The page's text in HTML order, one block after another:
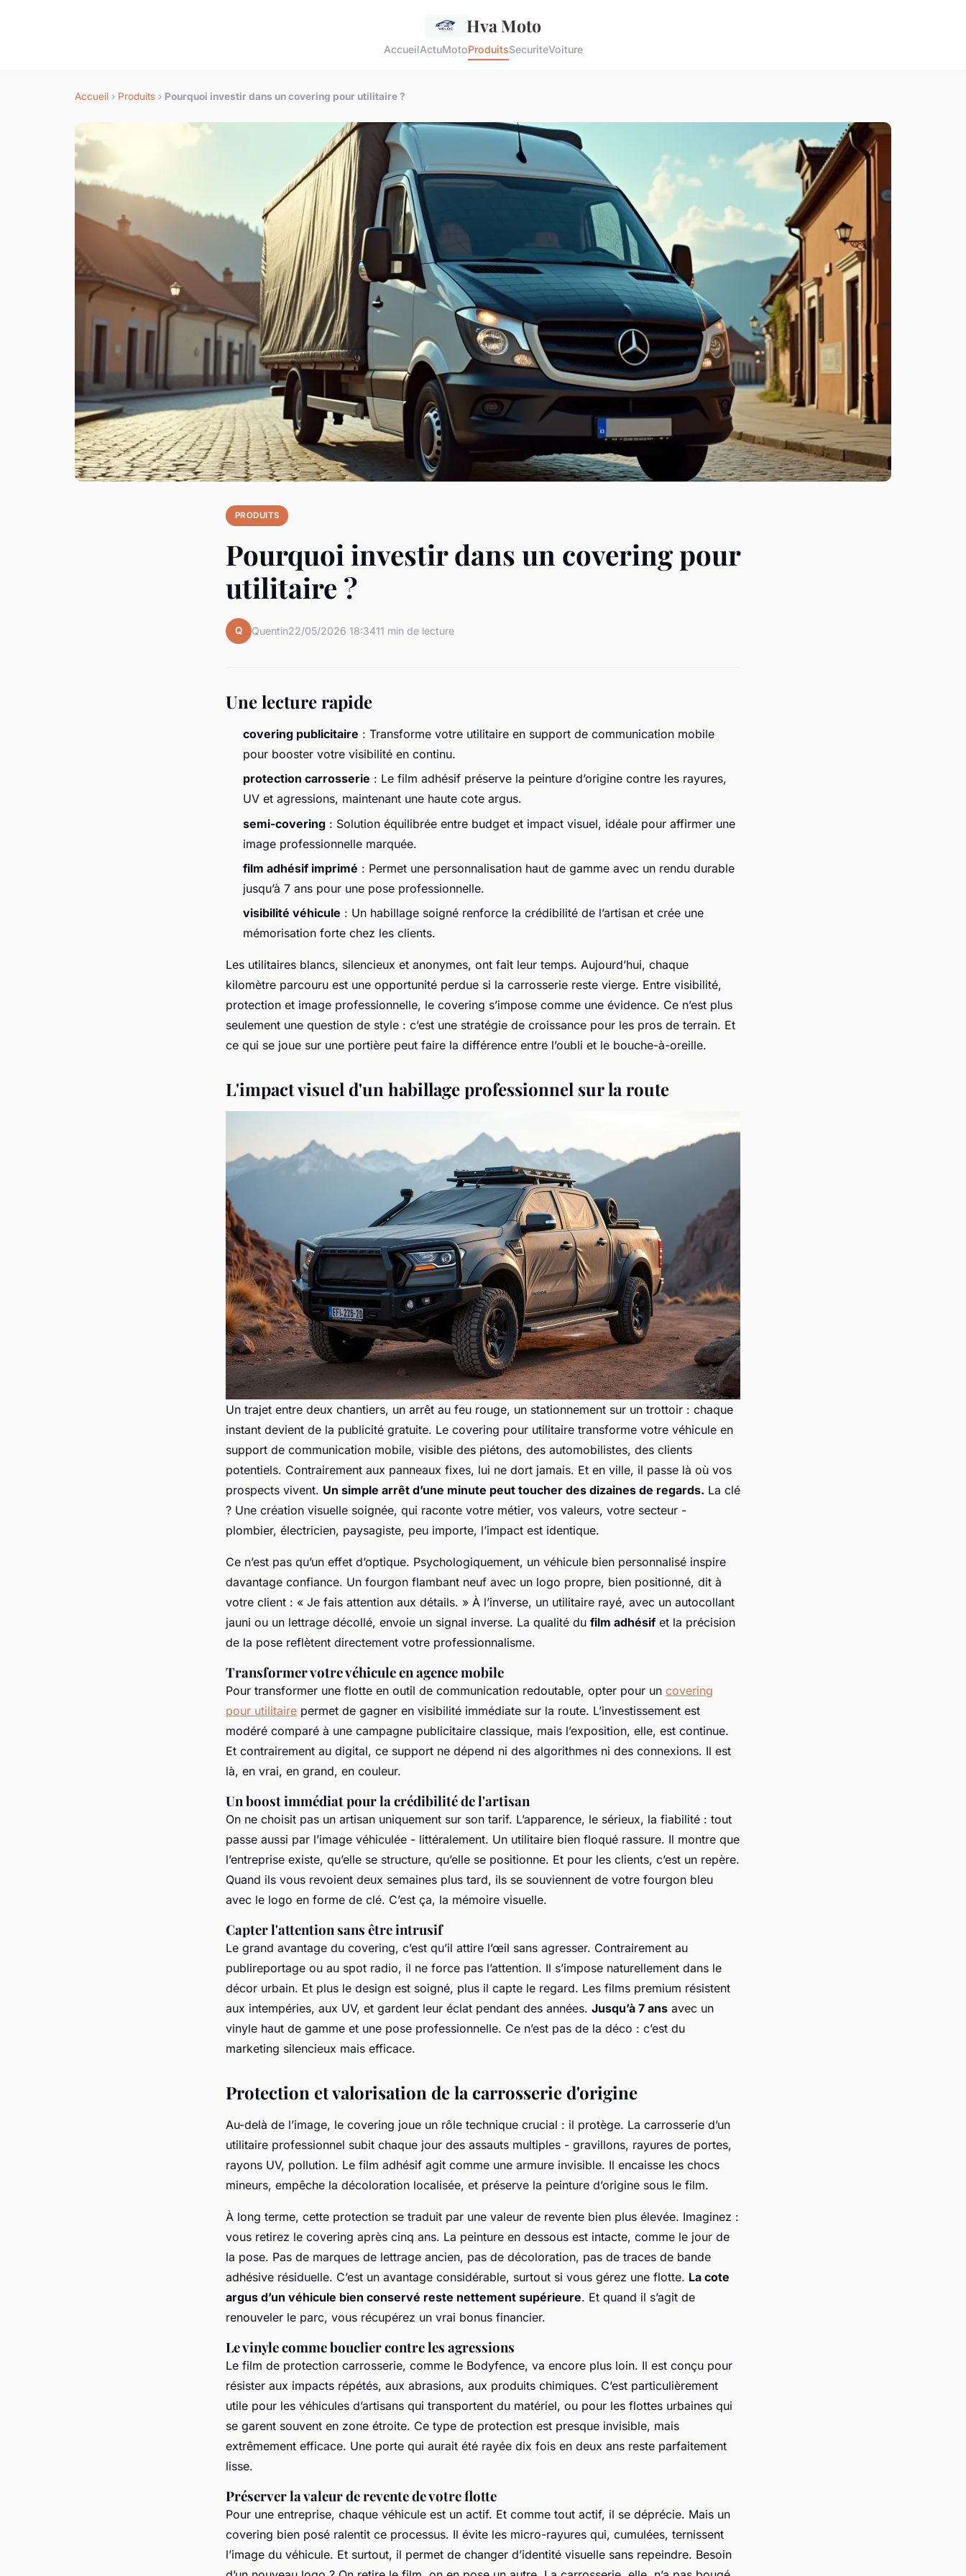
Hva Moto
AccueilActuMotoProduitsSecuriteVoiture
Accueil › Produits › Pourquoi investir dans un covering pour utilitaire ?
PRODUITS
Pourquoi investir dans un covering pour
utilitaire ?
Q Quentin22/05/2026 18:3411 min de lecture
Une lecture rapide
covering publicitaire : Transforme votre utilitaire en support de communication mobile
pour booster votre visibilité en continu.
protection carrosserie : Le film adhésif préserve la peinture d’origine contre les rayures,
UV et agressions, maintenant une haute cote argus.
semi-covering : Solution équilibrée entre budget et impact visuel, idéale pour affirmer une
image professionnelle marquée.
film adhésif imprimé : Permet une personnalisation haut de gamme avec un rendu durable
jusqu’à 7 ans pour une pose professionnelle.
visibilité véhicule : Un habillage soigné renforce la crédibilité de l’artisan et crée une
mémorisation forte chez les clients.
Les utilitaires blancs, silencieux et anonymes, ont fait leur temps. Aujourd’hui, chaque
kilomètre parcouru est une opportunité perdue si la carrosserie reste vierge. Entre visibilité,
protection et image professionnelle, le covering s’impose comme une évidence. Ce n’est plus
seulement une question de style : c’est une stratégie de croissance pour les pros de terrain. Et
ce qui se joue sur une portière peut faire la différence entre l’oubli et le bouche-à-oreille.
L'impact visuel d'un habillage professionnel sur la route
Un trajet entre deux chantiers, un arrêt au feu rouge, un stationnement sur un trottoir : chaque
instant devient de la publicité gratuite. Le covering pour utilitaire transforme votre véhicule en
support de communication mobile, visible des piétons, des automobilistes, des clients
potentiels. Contrairement aux panneaux fixes, lui ne dort jamais. Et en ville, il passe là où vos
prospects vivent. Un simple arrêt d’une minute peut toucher des dizaines de regards. La clé
? Une création visuelle soignée, qui raconte votre métier, vos valeurs, votre secteur -
plombier, électricien, paysagiste, peu importe, l’impact est identique.
Ce n’est pas qu’un effet d’optique. Psychologiquement, un véhicule bien personnalisé inspire
davantage confiance. Un fourgon flambant neuf avec un logo propre, bien positionné, dit à
votre client : « Je fais attention aux détails. » À l’inverse, un utilitaire rayé, avec un autocollant
jauni ou un lettrage décollé, envoie un signal inverse. La qualité du film adhésifet la précision
de la pose reflètent directement votre professionnalisme.
Transformer votre véhicule en agence mobile
Pour transformer une flotte en outil de communication redoutable, opter pour un covering
pour utilitaire permet de gagner en visibilité immédiate sur la route. L’investissement est
modéré comparé à une campagne publicitaire classique, mais l’exposition, elle, est continue.
Et contrairement au digital, ce support ne dépend ni des algorithmes ni des connexions. Il est
là, en vrai, en grand, en couleur.
Un boost immédiat pour la crédibilité de l'artisan
On ne choisit pas un artisan uniquement sur son tarif. L’apparence, le sérieux, la fiabilité : tout
passe aussi par l’image véhiculée - littéralement. Un utilitaire bien floqué rassure. Il montre que
l’entreprise existe, qu’elle se structure, qu’elle se positionne. Et pour les clients, c’est un repère.
Quand ils vous revoient deux semaines plus tard, ils se souviennent de votre fourgon bleu
avec le logo en forme de clé. C’est ça, la mémoire visuelle.
Capter l'attention sans être intrusif
Le grand avantage du covering, c’est qu’il attire l’œil sans agresser. Contrairement au
publireportage ou au spot radio, il ne force pas l’attention. Il s’impose naturellement dans le
décor urbain. Et plus le design est soigné, plus il capte le regard. Les films premium résistent
aux intempéries, aux UV, et gardent leur éclat pendant des années. Jusqu’à 7 ans avec un
vinyle haut de gamme et une pose professionnelle. Ce n’est pas de la déco : c’est du
marketing silencieux mais efficace.
Protection et valorisation de la carrosserie d'origine
Au-delà de l’image, le covering joue un rôle technique crucial : il protège. La carrosserie d’un
utilitaire professionnel subit chaque jour des assauts multiples - gravillons, rayures de portes,
rayons UV, pollution. Le film adhésif agit comme une armure invisible. Il encaisse les chocs
mineurs, empêche la décoloration localisée, et préserve la peinture d’origine sous le film.
À long terme, cette protection se traduit par une valeur de revente bien plus élevée. Imaginez :
vous retirez le covering après cinq ans. La peinture en dessous est intacte, comme le jour de
la pose. Pas de marques de lettrage ancien, pas de décoloration, pas de traces de bande
adhésive résiduelle. C’est un avantage considérable, surtout si vous gérez une flotte. La cote
argus d’un véhicule bien conservé reste nettement supérieure. Et quand il s’agit de
renouveler le parc, vous récupérez un vrai bonus financier.
Le vinyle comme bouclier contre les agressions
Le film de protection carrosserie, comme le Bodyfence, va encore plus loin. Il est conçu pour
résister aux impacts répétés, aux abrasions, aux produits chimiques. C’est particulièrement
utile pour les véhicules d’artisans qui transportent du matériel, ou pour les flottes urbaines qui
se garent souvent en zone étroite. Ce type de protection est presque invisible, mais
extrêmement efficace. Une porte qui aurait été rayée dix fois en deux ans reste parfaitement
lisse.
Préserver la valeur de revente de votre flotte
Pour une entreprise, chaque véhicule est un actif. Et comme tout actif, il se déprécie. Mais un
covering bien posé ralentit ce processus. Il évite les micro-rayures qui, cumulées, ternissent
l’image du véhicule. Et surtout, il permet de changer d’identité visuelle sans repeindre. Besoin